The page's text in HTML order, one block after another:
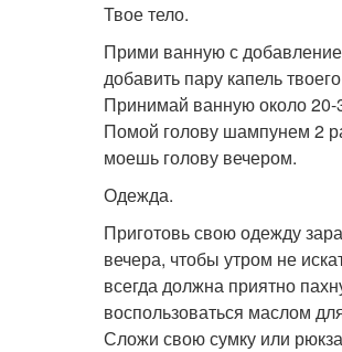
Твое тело.
Прими ванную с
добавить пару капель
Принимай ванную около 20-
Помой голову шампунем 2
моешь голову вечером.
Одежда.
Приготовь свою одежду
вечера, чтобы утром не
всегда должна приятно
воспользоваться маслом
Сложи свою сумку или